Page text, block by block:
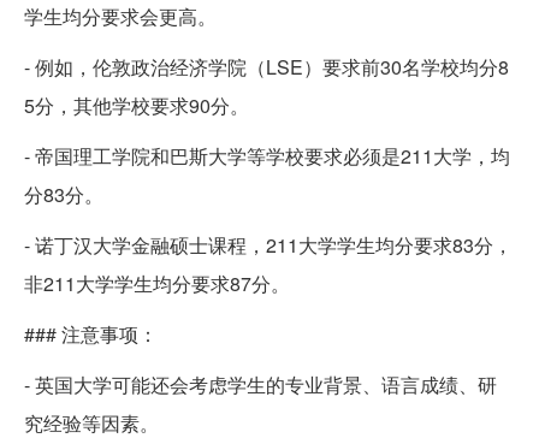
学生均分要求会更高。
- 例如，伦敦政治经济学院（LSE）要求前30名学校均分8
5分，其他学校要求90分。
- 帝国理工学院和巴斯大学等学校要求必须是211大学，均
分83分。
- 诺丁汉大学金融硕士课程，211大学学生均分要求83分，
非211大学学生均分要求87分。
### 注意事项：
- 英国大学可能还会考虑学生的专业背景、语言成绩、研
究经验等因素。